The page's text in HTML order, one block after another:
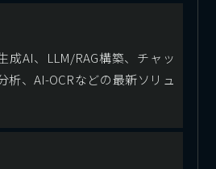
成AI、LLM/RAG構築、チャッ
析、AI-OCRなどの最新ソリュ